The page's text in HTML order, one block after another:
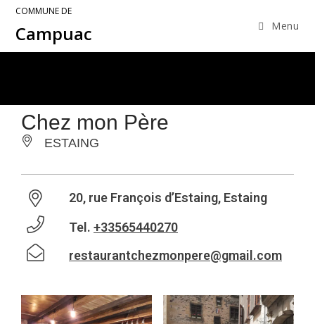
COMMUNE DE
Campuac Menu
Chez mon Père
ESTAING
20, rue François d’Estaing, Estaing
Tel. +33565440270
restaurantchezmonpere@gmail.com